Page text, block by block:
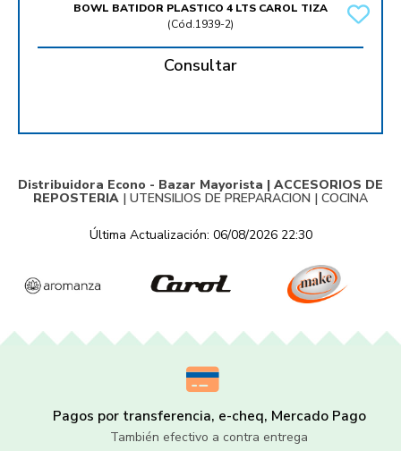
BOWL BATIDOR PLASTICO 4 LTS CAROL TIZA
(Cód.1939-2)
Consultar
Distribuidora Econo - Bazar Mayorista | ACCESORIOS DE
REPOSTERIA | UTENSILIOS DE PREPARACION | COCINA
Última Actualización: 06/08/2026 22:30
Pagos por transferencia, e-cheq, Mercado Pago
También efectivo a contra entrega